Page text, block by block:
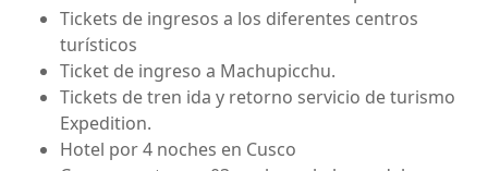
Tickets de ingresos a los diferentes centros
turísticos
Ticket de ingreso a Machupicchu.
Tickets de tren ida y retorno servicio de turismo
Expedition.
Hotel por 4 noches en Cusco